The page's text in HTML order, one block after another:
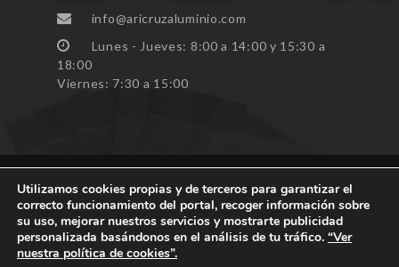
info@aricruzaluminio.com
Lunes - Jueves: 8:00 a 14:00 y 15:30 a
18:00
Viernes: 7:30 a 15:00
Todos los derechos reservados ARICRUZ © 2023
Utilizamos cookies propias y de terceros para garantizar el
correcto funcionamiento del portal, recoger información sobre
su uso, mejorar nuestros servicios y mostrarte publicidad
personalizada basándonos en el análisis de tu tráfico. “Ver
nuestra política de cookies”.